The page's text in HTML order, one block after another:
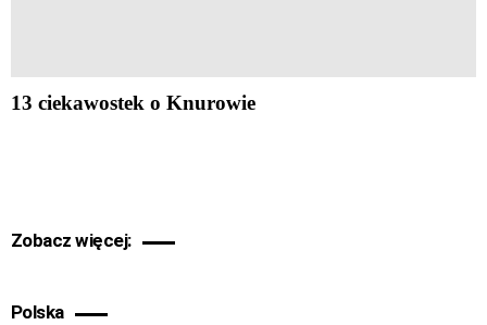
13 ciekawostek o Knurowie
Zobacz więcej:
Polska